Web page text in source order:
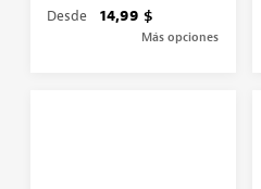
Desde 14,99 $
Más opciones